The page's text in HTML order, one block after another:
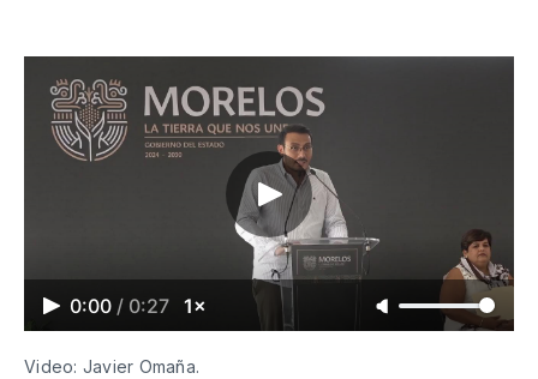
0:00 / 0:27 1×
Video: Javier Omaña.